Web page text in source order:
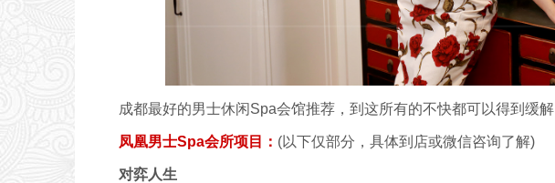
成都最好的男士休闲Spa会馆推荐，到这所有的不快都可以得到缓解
凤凰男士Spa会所项目： (以下仅部分，具体到店或微信咨询了解)
对弈人生